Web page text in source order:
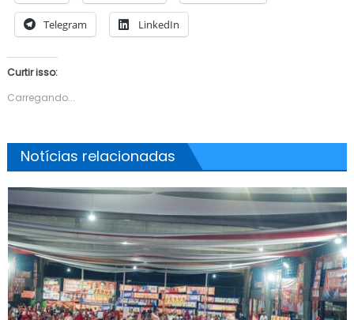
Telegram LinkedIn
Curtir isso:
Carregando...
Notícias relacionadas